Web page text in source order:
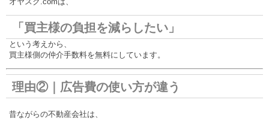
「買主様の負担を減らしたい」
という考えから、
買主様側の仲介手数料を無料にしています。
理由②｜広告費の使い方が違う
昔ながらの不動産会社は、